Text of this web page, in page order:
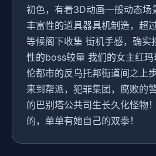
初色，有着3D动画一般动态场
丰富性的道具器具机制造，超
等候阁下收集 街机手感，确实
性的boss较量 我们的女主红
伦都市的反乌托邦街道间之上
来到帮派，犯罪集团，腐败的
的巴别塔公共司生长久化怪物
的，单单有她自己的双拳！